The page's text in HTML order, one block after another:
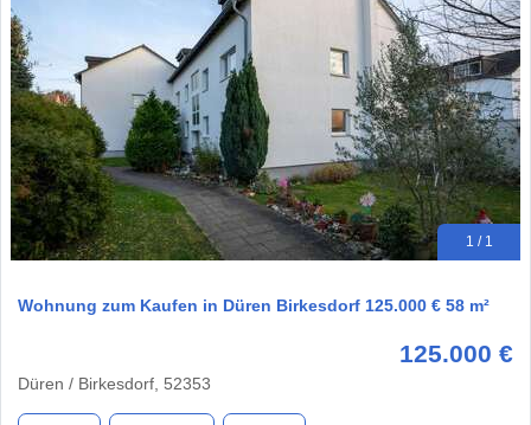
1 / 1
Wohnung zum Kaufen in Düren Birkesdorf 125.000 € 58 m²
125.000 €
Düren / Birkesdorf, 52353